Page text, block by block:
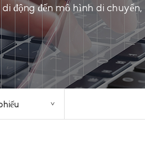
động đến mô hình di